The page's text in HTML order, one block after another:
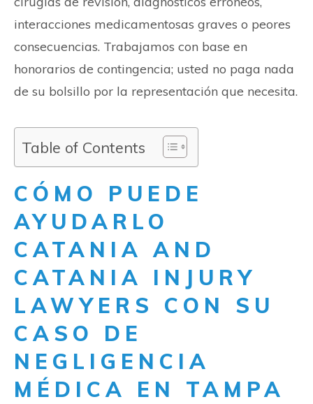
interacciones medicamentosas graves o peores
consecuencias. Trabajamos con base en
honorarios de contingencia; usted no paga nada
de su bolsillo por la representación que necesita.
Table of Contents
CÓMO PUEDE
AYUDARLO
CATANIA AND
CATANIA INJURY
LAWYERS CON SU
CASO DE
NEGLIGENCIA
MÉDICA EN TAMPA